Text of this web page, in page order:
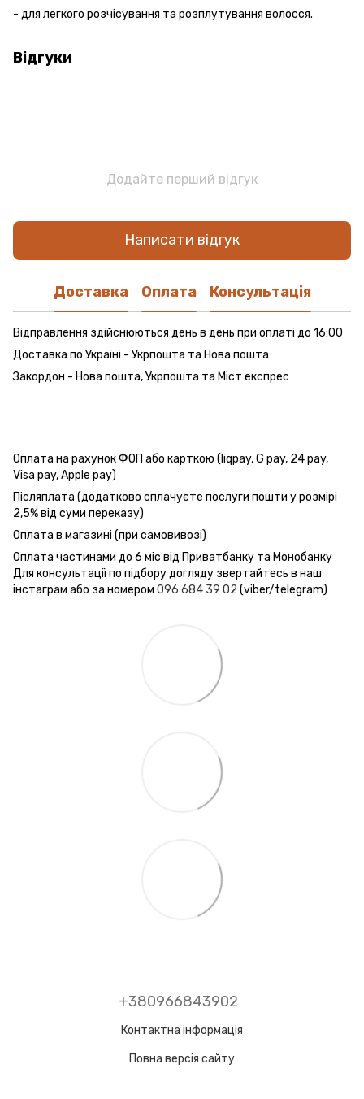
- для легкого розчісування та розплутування волосся.
Відгуки
Додайте перший відгук
Написати відгук
Доставка Оплата Консультація
Відправлення здійснюються день в день при оплаті до 16:00
Доставка по Україні - Укрпошта та Нова пошта
Закордон - Нова пошта, Укрпошта та Міст експрес
Оплата на рахунок ФОП або карткою (liqpay, G pay, 24 pay,
Visa pay, Apple pay)
Післяплата (додатково сплачуєте послуги пошти у розмірі
2,5% від суми переказу)
Оплата в магазині (при самовивозі)
Оплата частинами до 6 міс від Приватбанку та Монобанку
Для консультації по підбору догляду звертайтесь в наш
інстаграм або за номером 096 684 39 02 (viber/telegram)
+380966843902
Контактна інформація
Повна версія сайту